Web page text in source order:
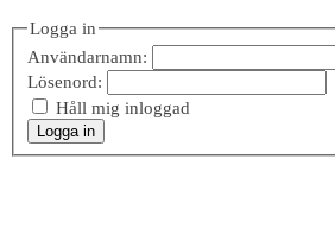
Logga in
Användarnamn:
Lösenord:
Håll mig inloggad
Logga in